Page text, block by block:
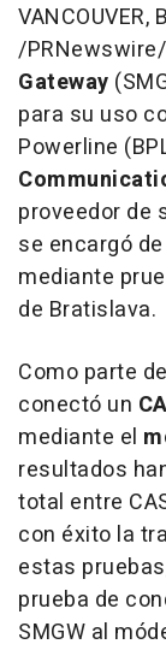
VANCOUVER,
/
Gateway
para su uso
Powerline
proveedor de
se encargó
mediante
de Bratislava.
Como parte
conectó un
mediante el
resultados
total entre
con éxito la
estas
prueba de
SMGW al